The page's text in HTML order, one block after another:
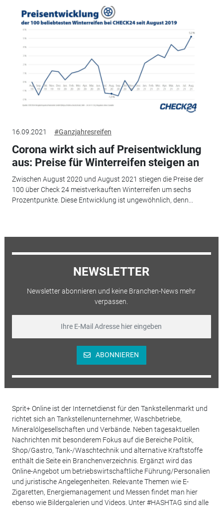
16.09.2021 #Ganzjahresreifen
Corona wirkt sich auf Preisentwicklung
aus: Preise für Winterreifen steigen an
Zwischen August 2020 und August 2021 stiegen die Preise der
100 über Check 24 meistverkauften Winterreifen um sechs
Prozentpunkte. Diese Entwicklung ist ungewöhnlich, denn...
NEWSLETTER
Newsletter abonnieren und keine Branchen-News mehr
verpassen.
ABONNIEREN
Sprit+ Online ist der Internetdienst für den Tankstellenmarkt und
richtet sich an Tankstellenunternehmer, Waschbetriebe,
Mineralölgesellschaften und Verbände. Neben tagesaktuellen
Nachrichten mit besonderem Fokus auf die Bereiche Politik,
Shop/Gastro, Tank-/Waschtechnik und alternative Kraftstoffe
enthält die Seite ein Branchenverzeichnis. Ergänzt wird das
Online-Angebot um betriebswirtschaftliche Führung/Personalien
und juristische Angelegenheiten. Relevante Themen wie E-
Zigaretten, Energiemanagement und Messen findet man hier
ebenso wie Bildergalerien und Videos. Unter #HASHTAG sind alle